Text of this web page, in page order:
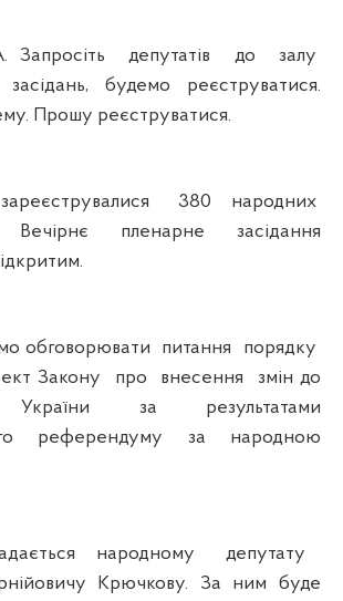
депутатів до залу
будемо реєструватися.
Прошу реєструватися.
380 народних
пленарне засідання
обговорювати питання порядку
Закону про внесення змін до
України за результатами
референдуму за народною
народному депутату
Крючкову. За ним буде